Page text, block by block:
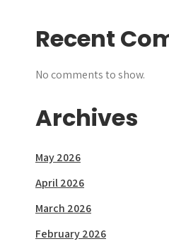
Recent
No comments to show.
Archives
May 2026
April 2026
March 2026
February 2026